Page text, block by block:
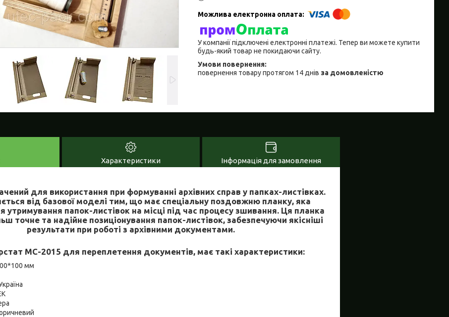
У компанії підключені електронні платежі. Тепер ви можете купити
будь-який товар не покидаючи сайту.
повернення товару протягом 14 днів за домовленістю
Характеристики Інформація для замовлення
для використання при формуванні архівних справ у папках-листівках.
від базової моделі тим, що має спеціальну поздовжню планку, яка
утримування папок-листівок на місці під час процесу зшивання. Ця планка
точне та надійне позиціонування папок-листівок, забезпечуючи якісніші
результати при роботі з архівними документами.
МС-2015 для переплетення документів, має такі характеристики:
мм